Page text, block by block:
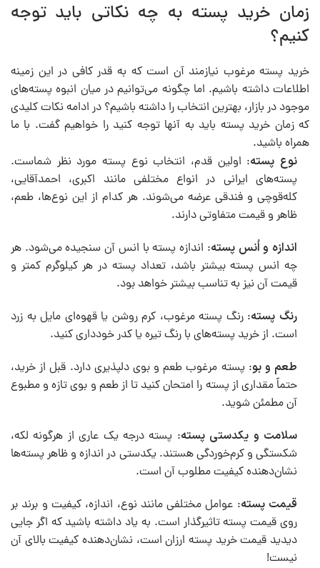
زمان خرید پسته به چه نکاتی باید توجه
کنیم؟
خرید پسته مرغوب نیازمند آن است که به قدر کافی در این زمینه
اطلاعات داشته باشیم. اما چگونه می‌توانیم در میان انبوه پسته‌های
موجود در بازار، بهترین انتخاب را داشته باشیم؟ در ادامه نکات کلیدی
که زمان خرید پسته باید به آنها توجه کنید را خواهیم گفت. با ما
همراه باشید.
نوع پسته: اولین قدم، انتخاب نوع پسته مورد نظر شماست.
پسته‌های ایرانی در انواع مختلفی مانند اکبری، احمدآقایی،
کله‌قوچی و فندقی عرضه می‌شوند. هر کدام از این نوع‌ها، طعم،
ظاهر و قیمت متفاوتی دارند.
اندازه و اُنس پسته: اندازه پسته با انس آن سنجیده می‌شود. هر
چه انس پسته بیشتر باشد، تعداد پسته در هر کیلوگرم کمتر و
قیمت آن نیز به تناسب بیشتر خواهد بود.
رنگ پسته: رنگ پسته مرغوب، کرم روشن یا قهوه‌ای مایل به زرد
است. از خرید پسته‌های با رنگ تیره یا کدر خودداری کنید.
طعم و بو: پسته مرغوب طعم و بوی دلپذیری دارد. قبل از خرید،
حتماً مقداری از پسته را امتحان کنید تا از طعم و بوی تازه و مطبوع
آن مطمئن شوید.
سلامت و یکدستی پسته: پسته‌ درجه یک عاری از هرگونه لکه،
شکستگی و کرم‌خوردگی هستند. یکدستی در اندازه و ظاهر پسته‌ها
نشان‌دهنده کیفیت مطلوب آن است.
قیمت پسته: عوامل مختلفی مانند نوع، اندازه، کیفیت و برند بر
روی قیمت پسته تاثیرگذار است. به یاد داشته باشید که اگر جایی
دیدید قیمت خرید پسته ارزان است، نشان‌دهنده کیفیت بالای آن
نیست!